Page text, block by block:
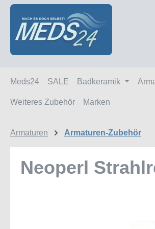
Hauptinhalt springen
Zur Suche springen
Zur Hauptnavigation springen
Meds24 SALE Badkeramik
Weiteres Zubehör Marken
Armaturen Armaturen-Zubehör
Neoperl